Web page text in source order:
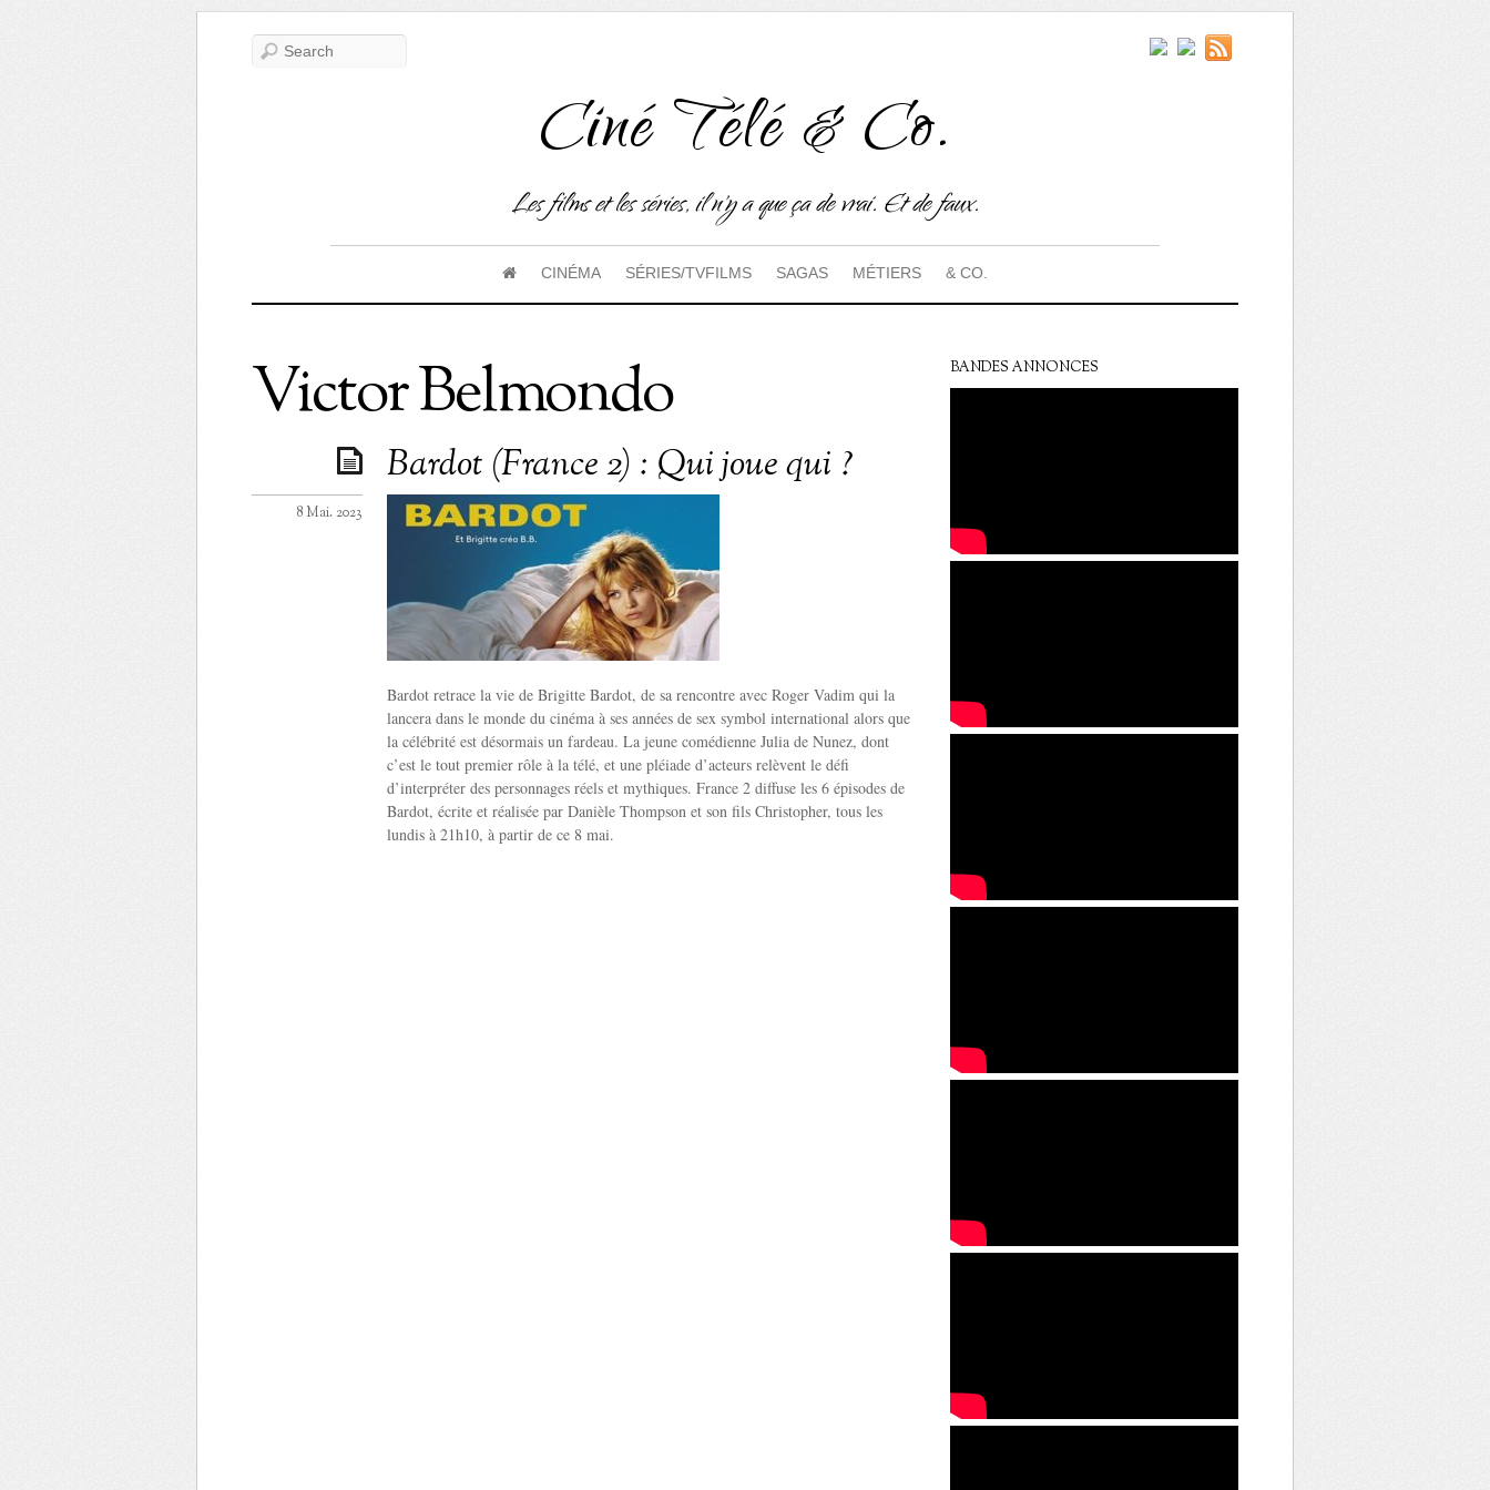
Ciné Télé & Co.
Les films et les séries, il n'y a que ça de vrai. Et de faux.
CINÉMA SÉRIES/TVFILMS SAGAS MÉTIERS & CO.
Victor Belmondo
Bardot (France 2) : Qui joue qui ?
8 Mai. 2023
Bardot retrace la vie de Brigitte Bardot, de sa rencontre avec Roger Vadim qui la
lancera dans le monde du cinéma à ses années de sex symbol international alors que
la célébrité est désormais un fardeau. La jeune comédienne Julia de Nunez, dont
c’est le tout premier rôle à la télé, et une pléiade d’acteurs relèvent le défi
d’interpréter des personnages réels et mythiques. France 2 diffuse les 6 épisodes de
Bardot, écrite et réalisée par Danièle Thompson et son fils Christopher, tous les
lundis à 21h10, à partir de ce 8 mai.
BANDES ANNONCES